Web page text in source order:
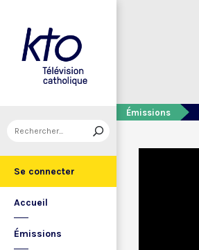
Se connecter
Accueil
Émissions
Émissions